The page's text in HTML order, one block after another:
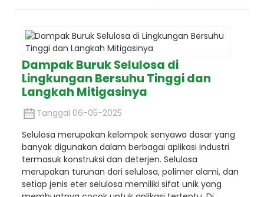
Dampak Buruk Selulosa di
Lingkungan Bersuhu Tinggi dan
Langkah Mitigasinya
Tanggal 06-05-2025
Selulosa merupakan kelompok senyawa dasar yang
banyak digunakan dalam berbagai aplikasi industri
termasuk konstruksi dan deterjen. Selulosa
merupakan turunan dari selulosa, polimer alami, dan
setiap jenis eter selulosa memiliki sifat unik yang